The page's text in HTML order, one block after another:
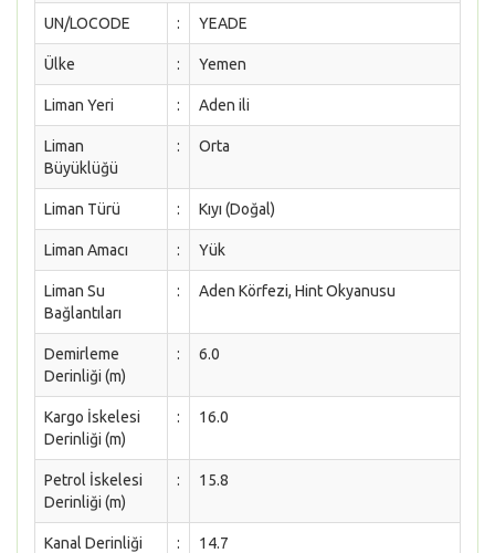
UN/LOCODE : YEADE
Ülke : Yemen
Liman Yeri : Aden ili
Liman
Büyüklüğü
: Orta
Liman Türü : Kıyı (Doğal)
Liman Amacı : Yük
Liman Su
Bağlantıları
: Aden Körfezi, Hint Okyanusu
Demirleme
Derinliği (m)
: 6.0
Kargo İskelesi
Derinliği (m)
: 16.0
Petrol İskelesi
Derinliği (m)
: 15.8
Kanal Derinliği : 14.7